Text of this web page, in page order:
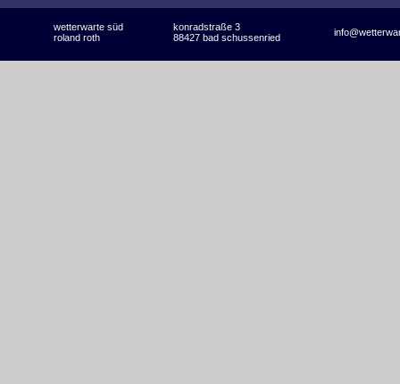
wetterwarte süd konradstraße 3
roland roth 88427 bad schussenried